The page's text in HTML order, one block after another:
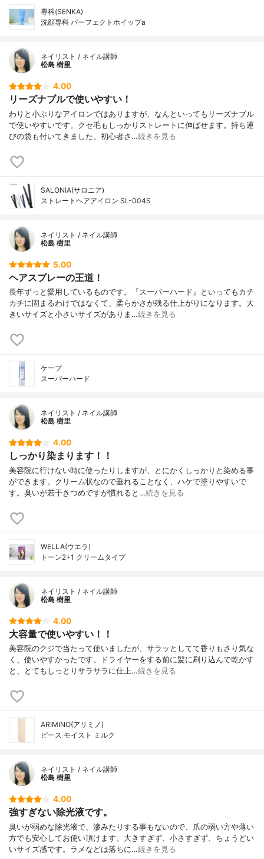
専科(SENKA)
洗顔専科 パーフェクトホイップa
ネイリスト / ネイル講師
松島 樹里
4.00
リーズナブルで使いやすい！
わりと小ぶりなアイロンではありますが、なんといってもリーズナブル
で使いやすいです。クセ毛もしっかりストレートに伸ばせます。持ち運
びの袋も付いてきました。初心者さ…続きを見る
SALONIA(サロニア)
ストレートヘアアイロン SL-004S
ネイリスト / ネイル講師
松島 樹里
5.00
ヘアスプレーの王道！
長年ずっと愛用しているものです。『スーパーハード』といってもカチ
カチに固まるわけではなくて、柔らかさが残る仕上がりになります。大
きいサイズと小さいサイズがありま…続きを見る
ケープ
スーパーハード
ネイリスト / ネイル講師
松島 樹里
4.00
しっかり染まります！！
美容院に行けない時に使ったりしますが、とにかくしっかりと染める事
ができます。クリーム状なので垂れることなく、ハケで塗りやすいで
す。臭いが若干きつめですが慣れると…続きを見る
WELLA(ウエラ)
トーン2+1 クリームタイプ
ネイリスト / ネイル講師
松島 樹里
4.00
大容量で使いやすい！！
美容院のクジで当たって使いましたが、サラッとしてて香りもさり気な
く、使いやすかったです。ドライヤーをする前に髪に刷り込んで乾かす
と、とてもしっとりサラサラに仕上…続きを見る
ARIMINO(アリミノ)
ピース モイスト ミルク
ネイリスト / ネイル講師
松島 樹里
4.00
強すぎない除光液です。
臭いが弱めな除光液で、滲みたりする事もないので、爪の弱い方や薄い
方でも安心してお使い頂けます。大きすぎず、小さすぎず、ちょうどい
いサイズ感です。ラメなどは落ちに…続きを見る